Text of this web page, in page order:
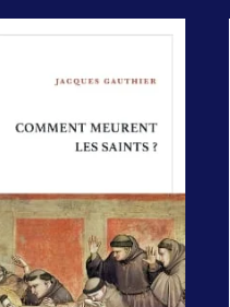
meurent les
saints ?
Artège/Novalis,
2025,
240 pages, 18,90€,
24,95$.